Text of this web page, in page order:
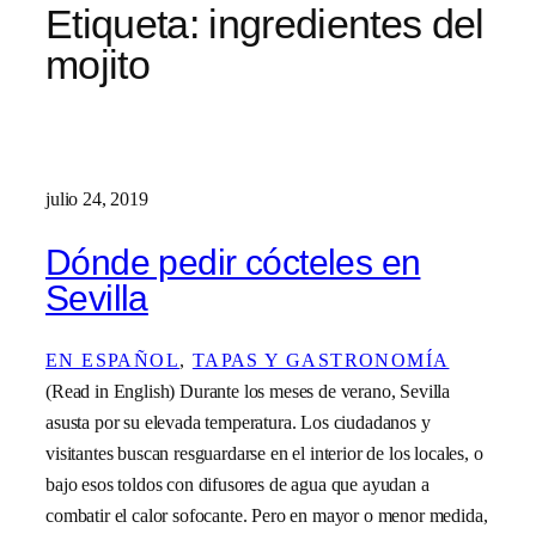
Etiqueta: ingredientes del
mojito
julio 24, 2019
Dónde pedir cócteles en
Sevilla
EN ESPAÑOL, TAPAS Y GASTRONOMÍA
(Read in English) Durante los meses de verano, Sevilla
asusta por su elevada temperatura. Los ciudadanos y
visitantes buscan resguardarse en el interior de los locales, o
bajo esos toldos con difusores de agua que ayudan a
combatir el calor sofocante. Pero en mayor o menor medida,